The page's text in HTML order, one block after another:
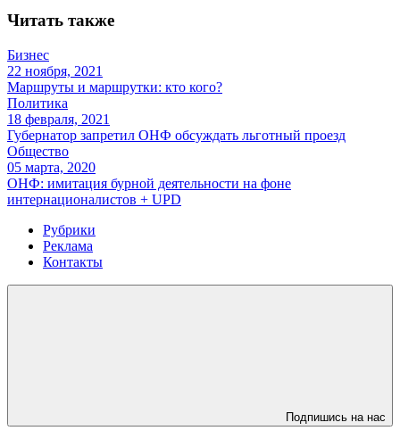
Читать также
Бизнес
22 ноября, 2021
Маршруты и маршрутки: кто кого?
Политика
18 февраля, 2021
Губернатор запретил ОНФ обсуждать льготный проезд
Общество
05 марта, 2020
ОНФ: имитация бурной деятельности на фоне
интернационалистов + UPD
Рубрики
Реклама
Контакты
Подпишись на нас